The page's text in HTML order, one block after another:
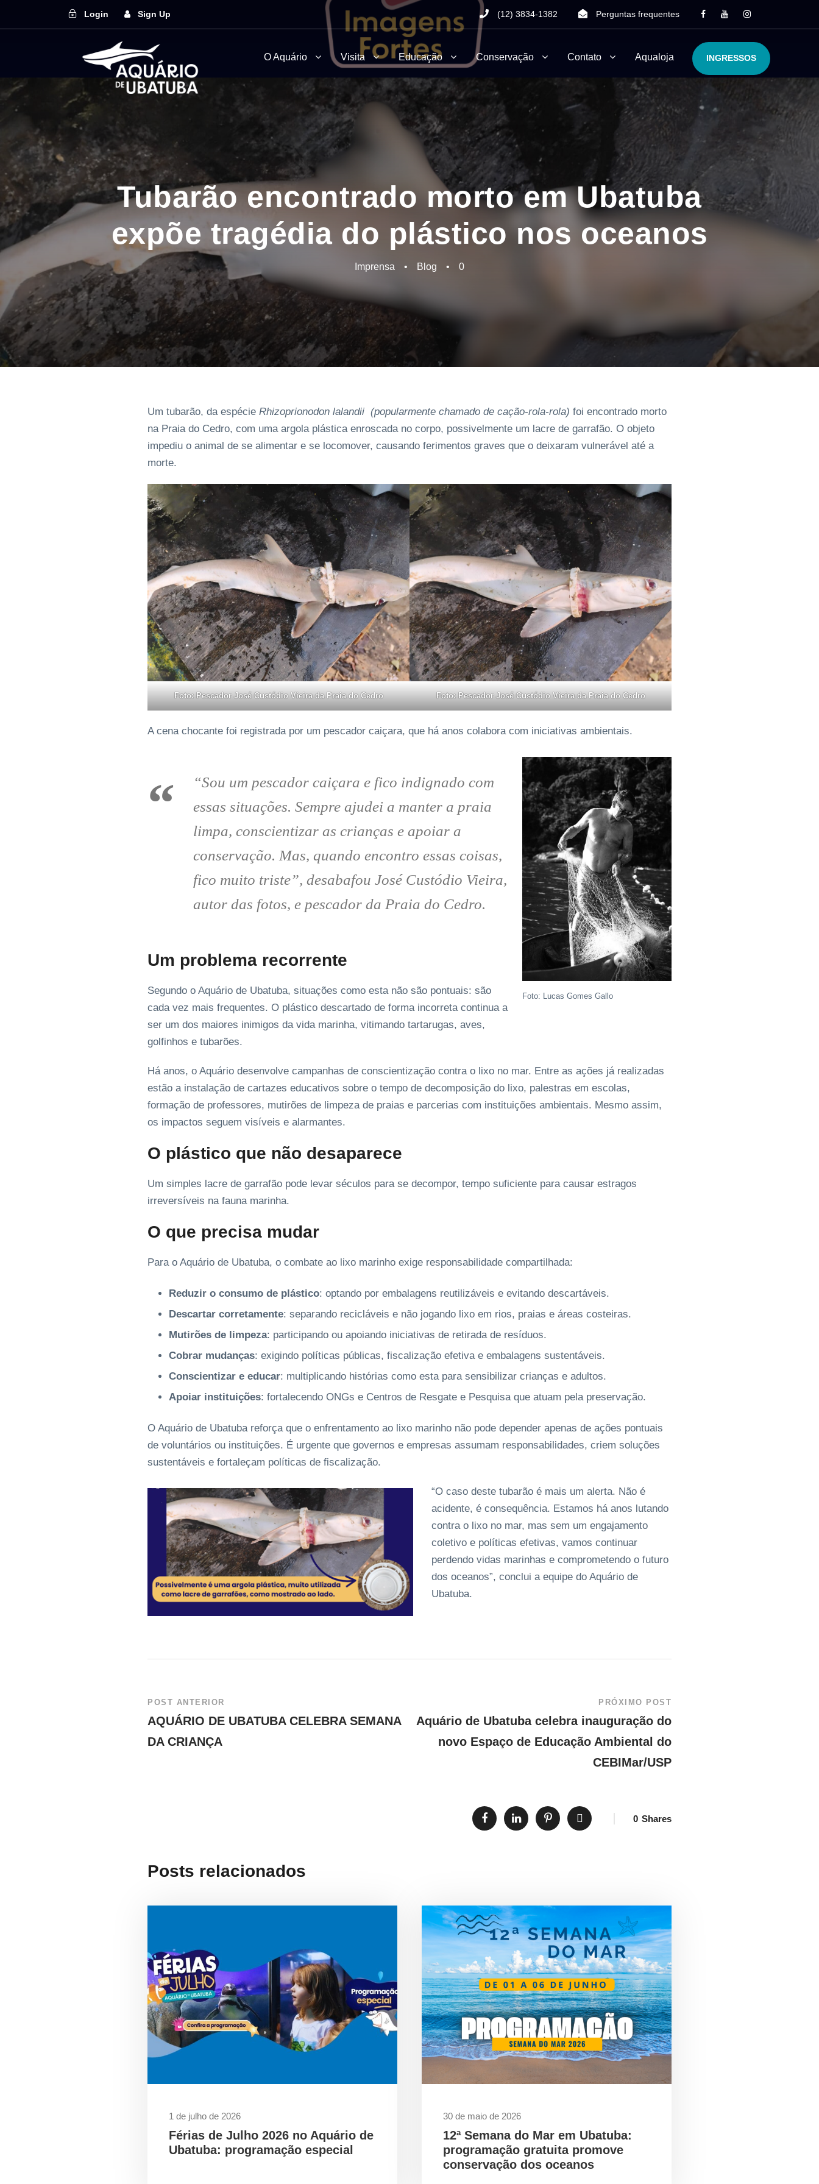
Login Sign Up (12) 3834-1382 Perguntas frequentes
O Aquário Visita Educação Conservação Contato Aqualoja INGRESSOS
Tubarão encontrado morto em Ubatuba
expõe tragédia do plástico nos oceanos
Imprensa • Blog • 0
Um tubarão, da espécie Rhizoprionodon lalandii (popularmente chamado de cação-rola-rola) foi encontrado morto
na Praia do Cedro, com uma argola plástica enroscada no corpo, possivelmente um lacre de garrafão. O objeto
impediu o animal de se alimentar e se locomover, causando ferimentos graves que o deixaram vulnerável até a
morte.
Foto: Pescador José Custódio Vieira da Praia do Cedro Foto: Pescador José Custódio Vieira da Praia do Cedro
A cena chocante foi registrada por um pescador caiçara, que há anos colabora com iniciativas ambientais.
Foto: Lucas Gomes Gallo
“Sou um pescador caiçara e fico indignado com
essas situações. Sempre ajudei a manter a praia
limpa, conscientizar as crianças e apoiar a
conservação. Mas, quando encontro essas coisas,
fico muito triste”, desabafou José Custódio Vieira,
autor das fotos, e pescador da Praia do Cedro.
Um problema recorrente
Segundo o Aquário de Ubatuba, situações como esta não são pontuais: são
cada vez mais frequentes. O plástico descartado de forma incorreta continua a
ser um dos maiores inimigos da vida marinha, vitimando tartarugas, aves,
golfinhos e tubarões.
Há anos, o Aquário desenvolve campanhas de conscientização contra o lixo no mar. Entre as ações já realizadas
estão a instalação de cartazes educativos sobre o tempo de decomposição do lixo, palestras em escolas,
formação de professores, mutirões de limpeza de praias e parcerias com instituições ambientais. Mesmo assim,
os impactos seguem visíveis e alarmantes.
O plástico que não desaparece
Um simples lacre de garrafão pode levar séculos para se decompor, tempo suficiente para causar estragos
irreversíveis na fauna marinha.
O que precisa mudar
Para o Aquário de Ubatuba, o combate ao lixo marinho exige responsabilidade compartilhada:
Reduzir o consumo de plástico: optando por embalagens reutilizáveis e evitando descartáveis.
Descartar corretamente: separando recicláveis e não jogando lixo em rios, praias e áreas costeiras.
Mutirões de limpeza: participando ou apoiando iniciativas de retirada de resíduos.
Cobrar mudanças: exigindo políticas públicas, fiscalização efetiva e embalagens sustentáveis.
Conscientizar e educar: multiplicando histórias como esta para sensibilizar crianças e adultos.
Apoiar instituições: fortalecendo ONGs e Centros de Resgate e Pesquisa que atuam pela preservação.
O Aquário de Ubatuba reforça que o enfrentamento ao lixo marinho não pode depender apenas de ações pontuais
de voluntários ou instituições. É urgente que governos e empresas assumam responsabilidades, criem soluções
sustentáveis e fortaleçam políticas de fiscalização.
“O caso deste tubarão é mais um alerta. Não é
acidente, é consequência. Estamos há anos lutando
contra o lixo no mar, mas sem um engajamento
coletivo e políticas efetivas, vamos continuar
perdendo vidas marinhas e comprometendo o futuro
dos oceanos”, conclui a equipe do Aquário de
Ubatuba.
POST ANTERIOR
AQUÁRIO DE UBATUBA CELEBRA SEMANA
DA CRIANÇA
PRÓXIMO POST
Aquário de Ubatuba celebra inauguração do
novo Espaço de Educação Ambiental do
CEBIMar/USP
0 Shares
Posts relacionados
1 de julho de 2026
Férias de Julho 2026 no Aquário de
Ubatuba: programação especial
30 de maio de 2026
12ª Semana do Mar em Ubatuba:
programação gratuita promove
conservação dos oceanos